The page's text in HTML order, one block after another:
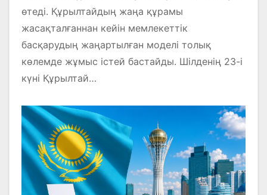
өтеді. Құрылтайдың жаңа құрамы
жасақталғаннан кейін мемлекеттік
басқарудың жаңартылған моделі толық
көлемде жұмыс істей бастайды. Шілденің 23-і
күні Құрылтай…